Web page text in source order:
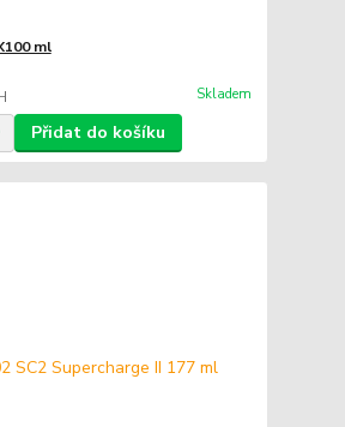
ml
Skladem
Přidat do košíku